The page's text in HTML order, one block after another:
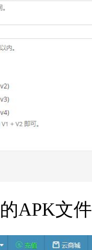
APK文件